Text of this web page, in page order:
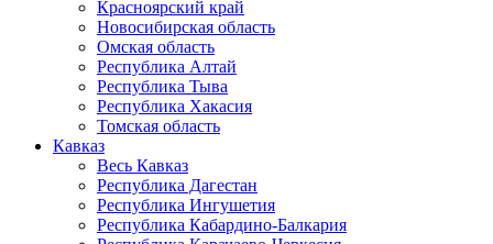
Красноярский край
Новосибирская область
Омская область
Республика Алтай
Республика Тыва
Республика Хакасия
Томская область
Кавказ
Весь Кавказ
Республика Дагестан
Республика Ингушетия
Республика Кабардино-Балкария